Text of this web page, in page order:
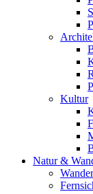
Kultur
Natur &